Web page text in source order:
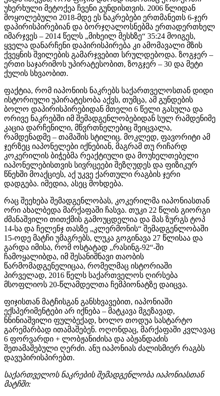
უხერხული მეტოქეა ჩვენი გუნდისთვის. 2006 წლიდან
მოყოლებული 2018-მდე ეს ნაკრებები ერთმანეთს 6-ჯერ
დაპირისპირებიან და ბორჯღალოსნებმა ერთადერთხელ
იმარჯვეს – 2014 წელს „მიხეილ მესხზე“ 35:24 მოიგეს,
ყველა დანარჩენი დაპირისპირება კი ამომავალი მზის
ქვეყნის შვილების გამარჯვებით სრულდებოდა. ზოგჯერ –
ერთი საჯარიმოს უპირატესობით, ზოგჯერ – 30 და მეტი
ქულის სხვაობით.
ფაქტია, რომ იაპონიის ნაკრებს საქართველოსთან დიდი
ისტორიული უპირატესობა აქვს, თუმცა, ამ გუნდების
ბოლო დაპირისპირებიდან მთელი 6 წელი გასულა და
ორივე ნაკრებში იმ შემადგენლობებიდან სულ რამდენიმე
კაცია დარჩენილი, მწვრთნელებიც შეიცვალა,
რამდენადმე – თამაშის სტილიც. მოკლედ, ფავორიტი ამ
ჯერზეც იაპონელები იქნებიან, მაგრამ თუ რიჩარდ
კოკერილის ბიჭებმა რეაქტიული და მოუხელთებელი
იაპონელებისთვის სივრცეები შეზღუდეს და ფიზიკურ
წნეხში მოაქციეს, აქ უკვე ქართული რაგბის ჯერი
დადგება. იმედია, ასეც მოხდება.
რაც შეეხება შემადგენლობას, კოკერილმა იაპონიასთან
ორი ახალბედა მარქაფაში ჩასვა. თუკი 22 წლის გიორგი
ძმანაშვილი თითქმის გამოუცდელია და მას ზურგს ტოპ
14-სა და ჩელენჯ თასზე „კლერმონის“ შემადგენლობაში
15-ოდე მატჩი უმაგრებს, ლუკა გოგინავა 27 წლისაა და
გარდა იმისა, რომ ოსტატად „რასინგ-92“-ში
ჩამოყალიბდა, იმ შესანიშნავი თაობის
წარმომადგენელიცაა, რომელმაც ისტორიაში
პირველად, 2016 წელს საქართველოს ღირსება
მსოფლიოს 20-წლამდელთა ჩემპიონატზე დაიცვა.
ფიჯისთან მატჩისგან განსხვავებით, იაპონიაში
ექსპერიმენტები არ იქნება – მატკავა მგეზავად,
ნნინიაშვილი ფულბექად, ხოლო თოდუა სასტარტო
გარემარბად ითამაშებენ. ოღონდაც, მარქაფაში კვლავაც
6 ფორვარდი + ლობჟანიძისა და აბჟანდაძის
შეთამაშებული ღერძი. ანუ იაპონიას ძალისმიერ რაგბს
დავუპირისპირებთ.
საქართველოს ნაკრების შემადგენლობა იაპონიასთან
მატჩში: